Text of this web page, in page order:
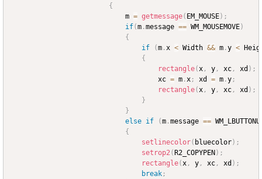
{
							m
= getmessage( EM_MOUSE) ;
if(m .message == WM_MOUSEMOVE)
{
if
(m .x < Width && m .y <
{
rectangle(x , y , xc , xd ) ;
									xc
= m .x ; xd = m .y ;
rectangle(x , y , xc , xd ) ;
}
}
else if (m .message ==
{
setlinecolor( bluecolor) ;
setrop2( R2_COPYPEN ) ;
rectangle(x , y , xc , xd ) ;
break ;